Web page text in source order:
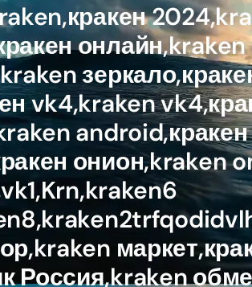
vk4,kraken
онион,kraken
Россия,kraken